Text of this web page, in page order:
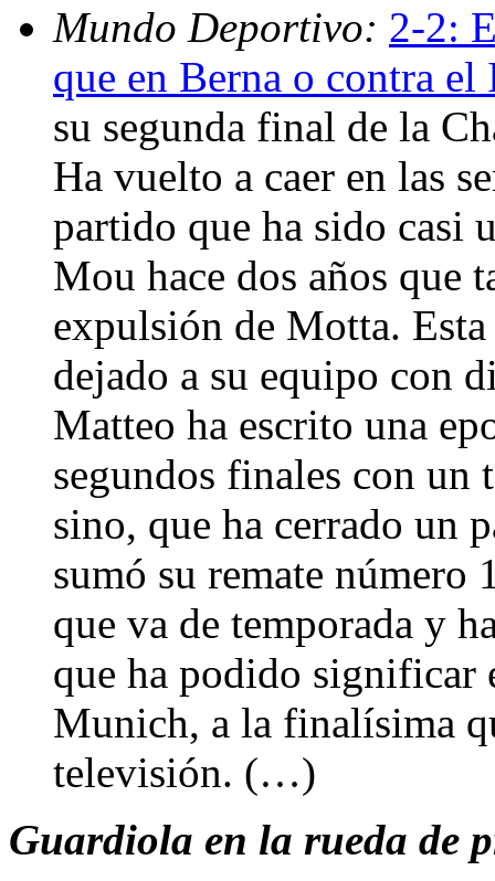
Mundo Deportivo: 2-2:
que en Berna o contra el
su segunda final de la
Ha vuelto a caer en las
partido que ha sido casi
Mou hace dos años que
expulsión de Motta.
dejado a su equipo con
Matteo ha escrito una
segundos finales con un
sino, que ha cerrado un
sumó su remate número
que va de temporada y
que ha podido significar
Munich, a la finalísima
televisión. (…)
Guardiola en la rueda de